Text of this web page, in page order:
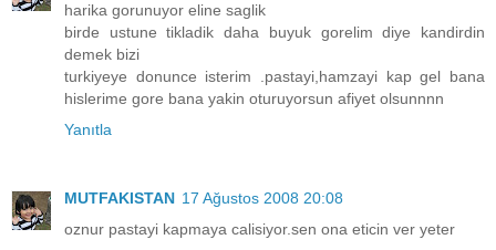
harika gorunuyor eline saglik
birde ustune tikladik daha buyuk gorelim diye kandirdin
demek bizi
turkiyeye donunce isterim .pastayi,hamzayi kap gel bana
hislerime gore bana yakin oturuyorsun afiyet olsunnnn
Yanıtla
MUTFAKISTAN 17 Ağustos 2008 20:08
oznur pastayi kapmaya calisiyor.sen ona eticin ver yeter